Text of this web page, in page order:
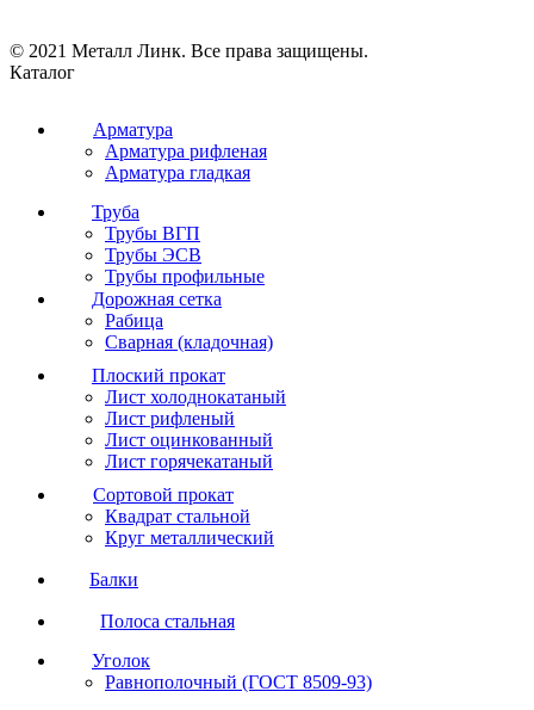
© 2021 Металл Линк. Все права защищены.
Каталог
Арматура
Арматура рифленая
Арматура гладкая
Труба
Трубы ВГП
Трубы ЭСВ
Трубы профильные
Дорожная сетка
Рабица
Сварная (кладочная)
Плоский прокат
Лист холоднокатаный
Лист рифленый
Лист оцинкованный
Лист горячекатаный
Сортовой прокат
Квадрат стальной
Круг металлический
Балки
Полоса стальная
Уголок
Равнополочный (ГОСТ 8509-93)